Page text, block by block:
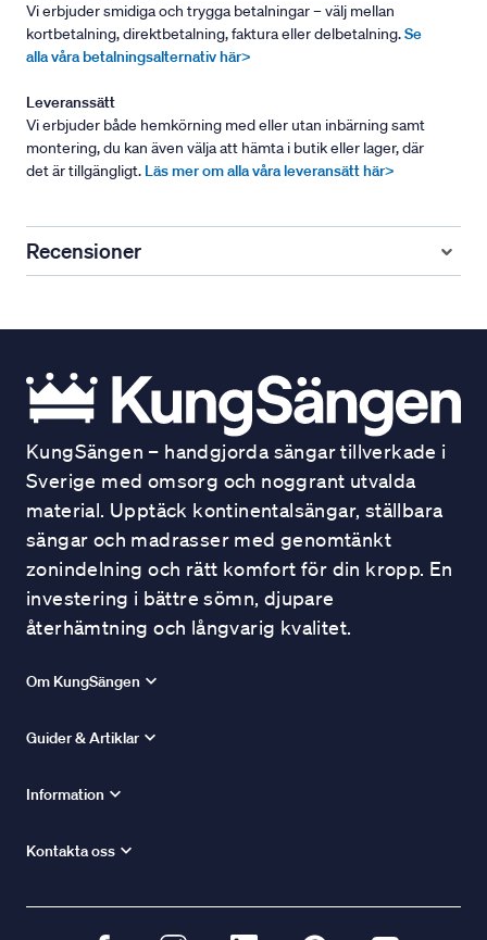
Vi erbjuder smidiga och trygga betalningar – välj mellan
kortbetalning, direktbetalning, faktura eller delbetalning.Se
alla våra betalningsalternativ här>
Leveranssätt
Vi erbjuder både hemkörning med eller utan inbärning samt
montering, du kan även välja att hämta i butik eller lager, där
det är tillgängligt. Läs mer om alla våra leveransätt här>
Recensioner
KungSängen – handgjorda sängar tillverkade i
Sverige med omsorg och noggrant utvalda
material. Upptäck kontinentalsängar, ställbara
sängar och madrasser med genomtänkt
zonindelning och rätt komfort för din kropp. En
investering i bättre sömn, djupare
återhämtning och långvarig kvalitet.
Om KungSängen
Guider & Artiklar
Information
Kontakta oss